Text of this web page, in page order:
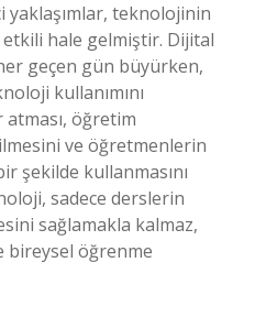
yaklaşımlar, teknolojinin
hale gelmiştir. Dijital
geçen gün büyürken,
kullanımını
atması, öğretim
ve öğretmenlerin
şekilde kullanmasını
sadece derslerin
sağlamakla kalmaz,
bireysel öğrenme